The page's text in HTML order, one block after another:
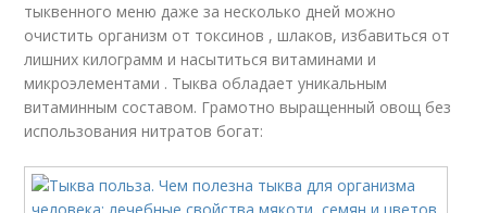
тыквенного меню даже за несколько дней можно
очистить организм от токсинов , шлаков, избавиться от
лишних килограмм и насытиться витаминами и
микроэлементами . Тыква обладает уникальным
витаминным составом. Грамотно выращенный овощ без
использования нитратов богат: